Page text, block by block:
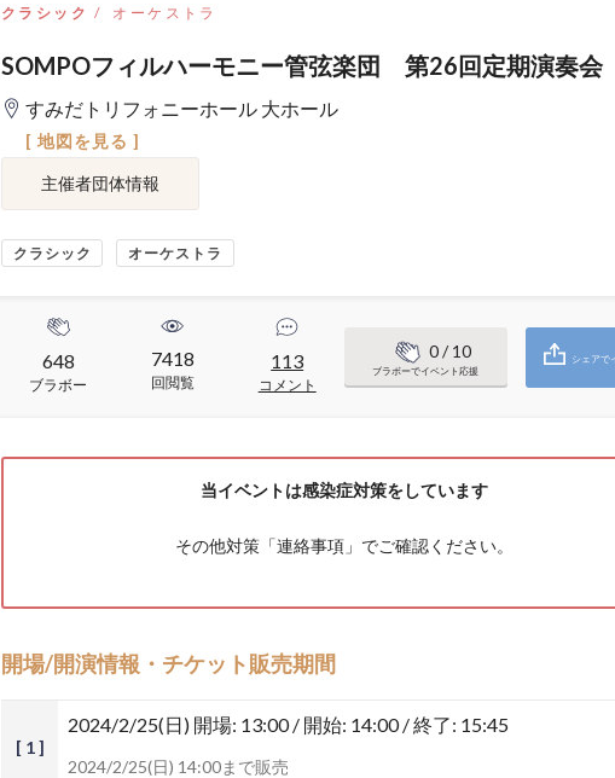
クラシック オーケストラ
SOMPOフィルハーモニー管弦楽団 第26回定期演奏会
すみだトリフォニーホール 大ホール
[ 地図を見る ]
主催者団体情報
クラシック オーケストラ
648
ブラボー
7418
回閲覧
113
コメント
0/ 10
ブラボーでイベント応援
シェアで
当イベントは感染症対策をしています
その他対策「連絡事項 」でご確認ください。
開場/開演情報・チケット販売期間
[ 1 ]
2024/2/25(日) 開場: 13:00 / 開始: 14:00 / 終了: 15:45
2024/2/25(日) 14:00まで販売